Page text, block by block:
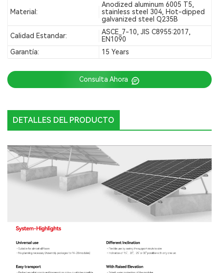
Material:
Anodized aluminum 6005 T5,
stainless steel 304, Hot-dipped
galvanized steel Q235B
Calidad Estandar:
ASCE_7-10, JIS C8955:2017,
EN1090
Garantía:
15 Years
Consulta Ahora
DETALLES DEL PRODUCTO